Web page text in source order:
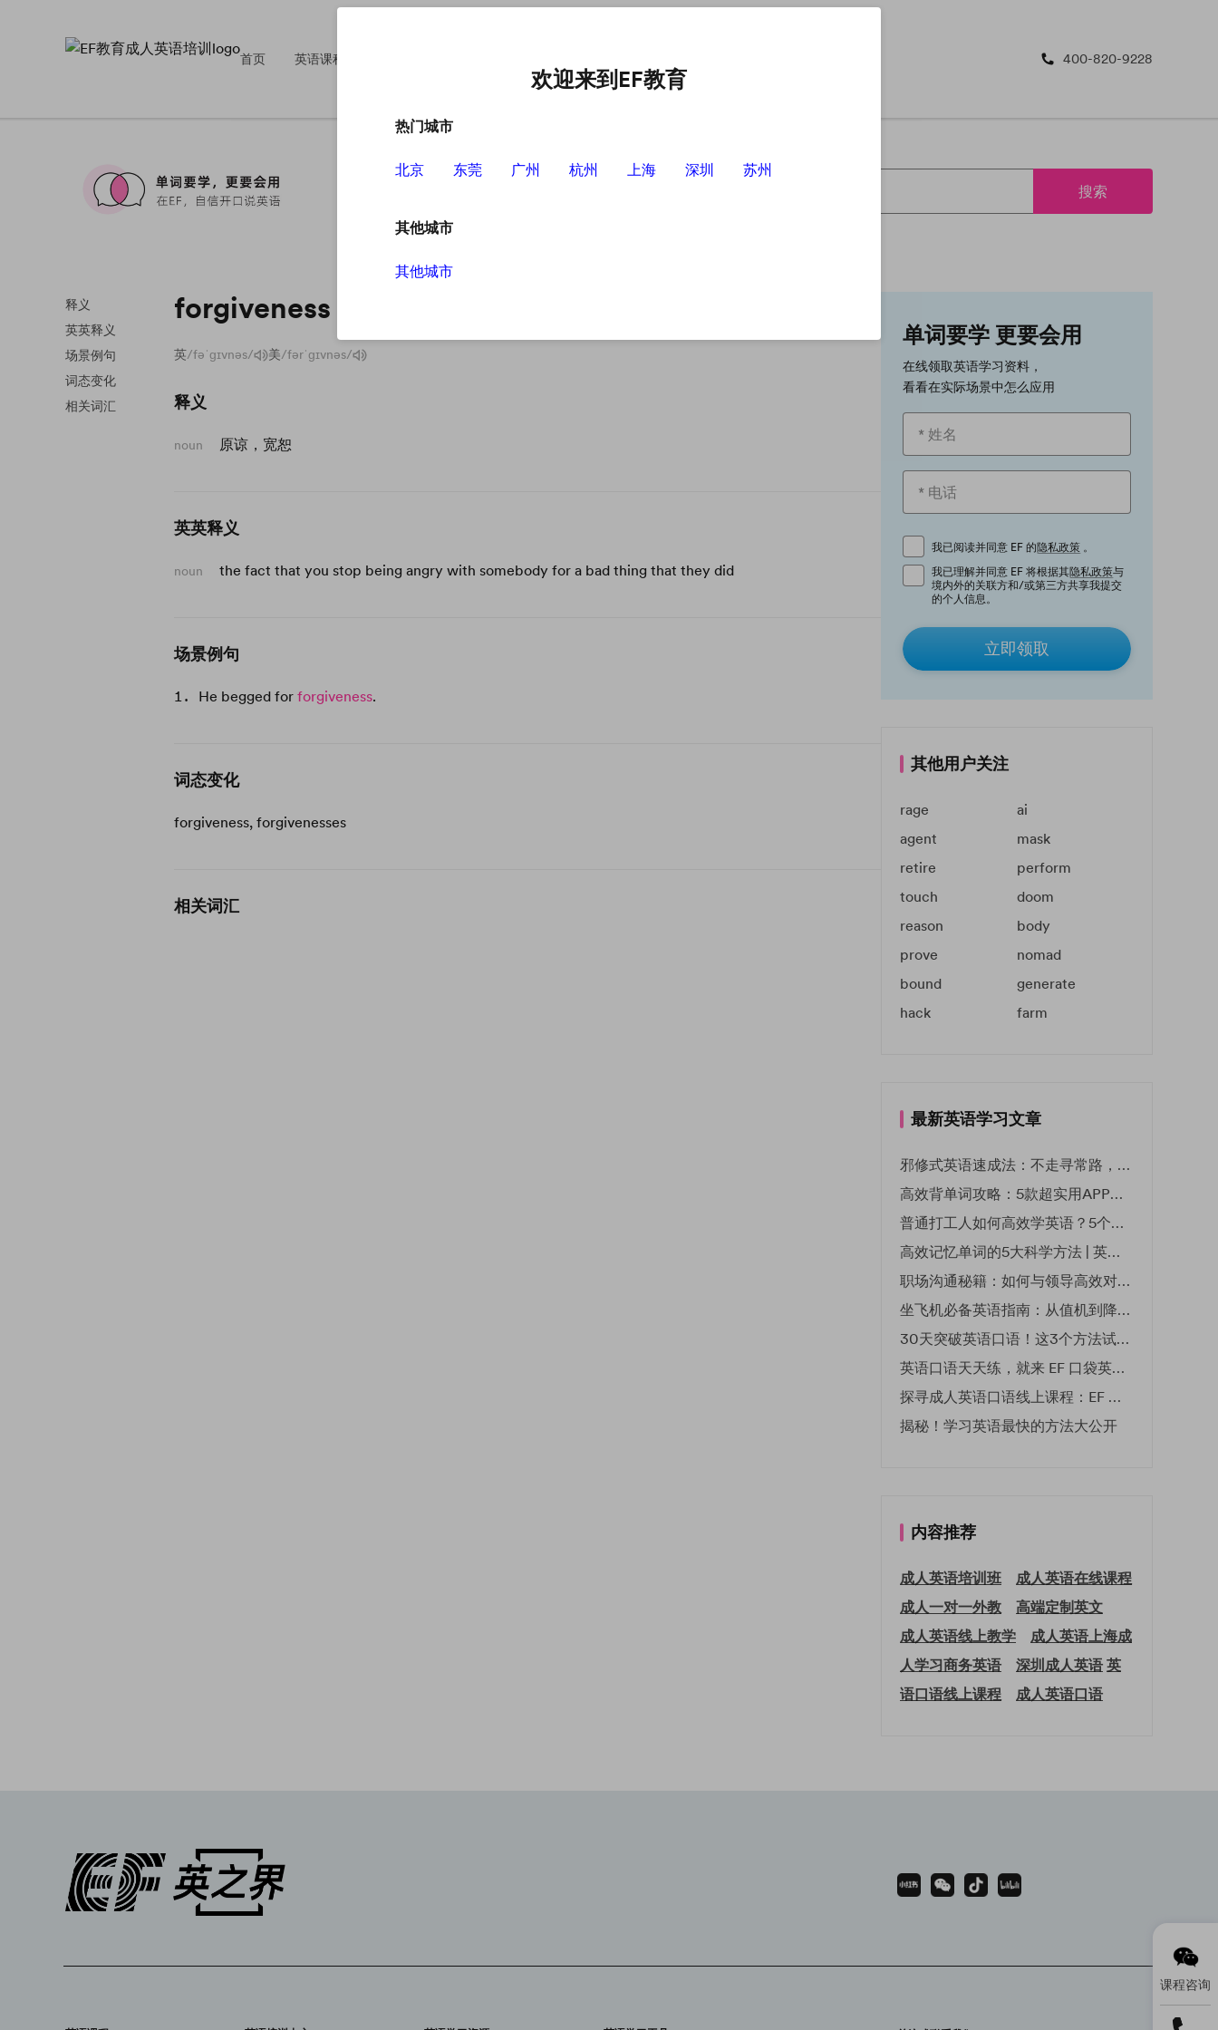
首页 英语课程 400-820-9228
搜索
释义
英英释义
场景例句
词态变化
相关词汇
forgiveness
英/fəˈɡɪvnəs/ 美/fərˈɡɪvnəs/
释义
noun 原谅，宽恕
英英释义
noun the fact that you stop being angry with somebody for a bad thing that they did
场景例句
He begged forforgiveness.
词态变化
forgiveness, forgivenesses
相关词汇
单词要学 更要会用
在线领取英语学习资料，
看看在实际场景中怎么应用
我已阅读并同意 EF 的隐私政策 。
我已理解并同意 EF 将根据其隐私政策与
境内外的关联方和/或第三方共享我提交
的个人信息。
立即领取
其他用户关注
rage
ai
agent
mask
retire
perform
touch
doom
reason
body
prove
nomad
bound
generate
hack
farm
最新英语学习文章
邪修式英语速成法：不走寻常路，英语战力狂飙！
高效背单词攻略：5款超实用APP推荐 | EF英孚教育
普通打工人如何高效学英语？5个实用技巧助你突破职场瓶颈
高效记忆单词的5大科学方法 | 英语学习必备技巧
职场沟通秘籍：如何与领导高效对话 | EF英孚职场指南
坐飞机必备英语指南：从值机到降落的全流程表达
30天突破英语口语！这3个方法试过的人都说有效
英语口语天天练，就来 EF 口袋英语微信小程序
探寻成人英语口语线上课程：EF 英孚教育凭什么领航
揭秘！学习英语最快的方法大公开
内容推荐
成人英语培训班
成人英语在线课程
成人一对一外教
高端定制英文
成人英语线上教学
成人英语上海成
人学习商务英语
深圳成人英语英
语口语线上课程
成人英语口语
课程咨询
欢迎来到EF教育
热门城市
北京 东莞 广州 杭州 上海 深圳 苏州
其他城市
其他城市